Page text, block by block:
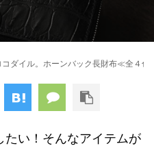
コダイル。ホーンバック長財布≪全４
たい！そんなアイテムが